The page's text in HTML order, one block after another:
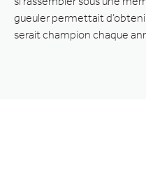
gueuler permettait
serait champion chaque